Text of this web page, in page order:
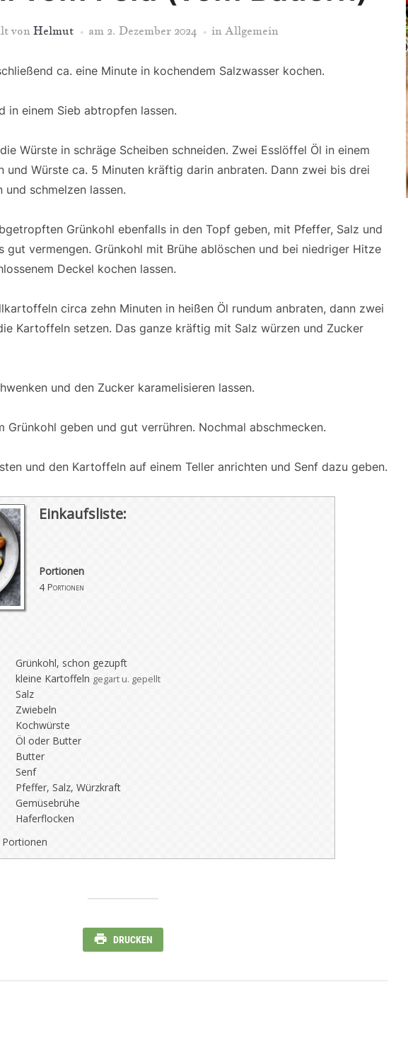
von Helmut am 2. Dezember 2024 in Allgemein
ca. eine Minute in kochendem Salzwasser kochen.
in einem Sieb abtropfen lassen.
Würste in schräge Scheiben schneiden. Zwei Esslöffel Öl in einem
und Würste ca. 5 Minuten kräftig darin anbraten. Dann zwei bis drei
schmelzen lassen.
Grünkohl ebenfalls in den Topf geben, mit Pfeffer, Salz und
gut vermengen. Grünkohl mit Brühe ablöschen und bei niedriger Hitze
Deckel kochen lassen.
circa zehn Minuten in heißen Öl rundum anbraten, dann zwei
Kartoffeln setzen. Das ganze kräftig mit Salz würzen und Zucker
und den Zucker karamelisieren lassen.
geben und gut verrühren. Nochmal abschmecken.
und den Kartoffeln auf einem Teller anrichten und Senf dazu geben.
Einkaufsliste:
Portionen
4 Portionen
Grünkohl, schon gezupft
kleine Kartoffeln gegart u. gepellt
Salz
Zwiebeln
Kochwürste
Öl oder Butter
Butter
Senf
Pfeffer, Salz, Würzkraft
Gemüsebrühe
Haferflocken
Portionen
DRUCKEN